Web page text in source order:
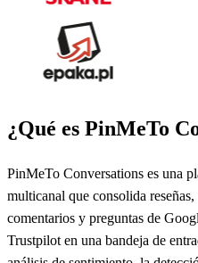
¿Qué es PinMeTo
PinMeTo Conversations es una
multicanal que consolida
comentarios y preguntas de
Trustpilot en una bandeja de